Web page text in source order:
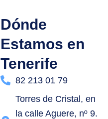
Dónde
Estamos en
Tenerife
82 213 01 79
Torres de Cristal, en
la calle Aguere, nº 9.